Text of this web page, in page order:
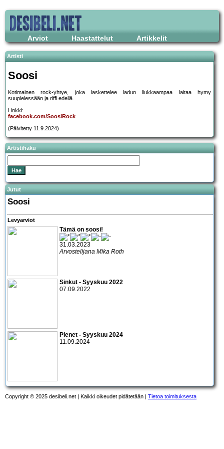
Arviot Haastattelut Artikkelit
Artisti
Soosi
Kotimainen rock-yhtye, joka laskettelee ladun liukkaampaa laitaa hymy
suupielessään ja riffi edellä.
Linkki:
facebook.com/SoosiRock
(Päivitetty 11.9.2024)
Artistihaku
Jutut
Soosi
Levyarviot
Tämä on soosi!
31.03.2023
Arvostelijana Mika Roth
Sinkut - Syyskuu 2022
07.09.2022
Pienet - Syyskuu 2024
11.09.2024
Copyright © 2025 desibeli.net | Kaikki oikeudet pidätetään | Tietoa toimituksesta